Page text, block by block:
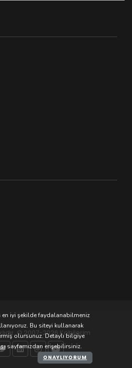
© 2007-2026 Kobilerim
en iyi şekilde faydalanabilmeniz
Bu siteyi kullanarak
olursunuz. Detaylı bilgiye
sayfamızdan erişebilirsiniz.
ONAYLIYORUM